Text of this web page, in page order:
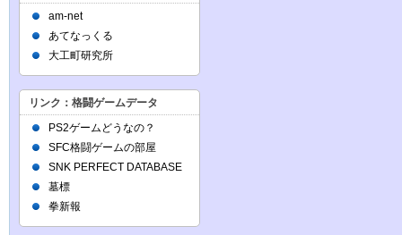
am-net
あてなっくる
大工町研究所
リンク：格闘ゲームデータ
PS2ゲームどうなの？
SFC格闘ゲームの部屋
SNK PERFECT DATABASE
墓標
拳新報